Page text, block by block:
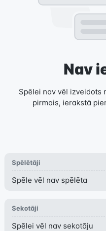
Nav
Spēlei nav vēl izveidots
pirmais, ierakstā
Spēlētāji
Spēle vēl nav spēlēta
Sekotāji
Spēlei vēl nav sekotāju